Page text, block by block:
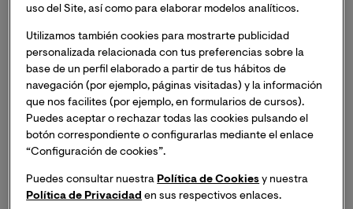
El acuerdo firmado por La Universidad Internacional de
Valencia-VIU yBoomerang TV significa la
incorporación como partner en el Máster en Creación
de Guiones Audiovisuales de la prestigiosa productora
José Ramos, CEO y Director General de la Universidad
Internacional de Valencia - VIU y Pedro Ricote,
Fundador y Director General de Grupo Boomerang TV
hansellado el acuerdo que se traducirá enla
uso del Site, así como para elaborar modelos analíticos.
Utilizamos también cookies para mostrarte publicidad
personalizada relacionada con tus preferencias sobre la
base de un perfil elaborado a partir de tus hábitos de
navegación (por ejemplo, páginas visitadas) y la información
que nos facilites (por ejemplo, en formularios de cursos).
Puedes aceptar o rechazar todas las cookies pulsando el
botón correspondiente o configurarlas mediante el enlace
“Configuración de cookies”.
Puedes consultar nuestra Política de Cookies y nuestra
Política de Privacidad en sus respectivos enlaces.